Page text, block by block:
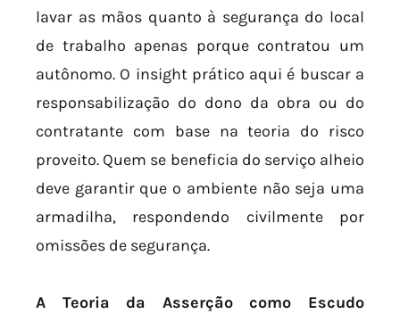
lavar as mãos quanto à segurança do local
de trabalho apenas porque contratou um
autônomo. O insight prático aqui é buscar a
responsabilização do dono da obra ou do
contratante com base na teoria do risco
proveito. Quem se beneficia do serviço alheio
deve garantir que o ambiente não seja uma
armadilha, respondendo civilmente por
omissões de segurança.
A Teoria da Asserção como Escudo